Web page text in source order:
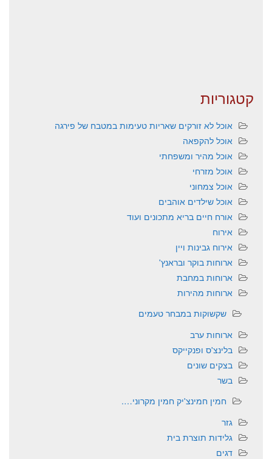
קטגוריות
אוכל לא זורקים שאריות טעימות במטבח של פירגה
אוכל להקפאה
אוכל מהיר ומשפחתי
אוכל מזרחי
אוכל צמחוני
אוכל שילדים אוהבים
אורח חיים בריא מתכונים ועוד
אירוח
אירוח גבינות ויין
ארוחות בוקר ובראנץ'
ארוחות במחבת
ארוחות מהירות
שקשוקות במבחר טעמים
ארוחות ערב
בלינצ'ס ופנקייקס
בצקים שונים
בשר
חמין חמינצ'יק חמין מקרוני….
גזר
גלידות תוצרת בית
דגים